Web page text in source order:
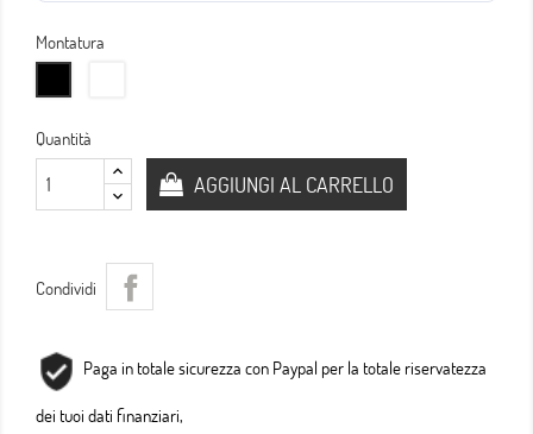
Montatura
Quantità
AGGIUNGI AL CARRELLO
Condividi
Paga in totale sicurezza con Paypal per la totale riservatezza
dei tuoi dati finanziari,